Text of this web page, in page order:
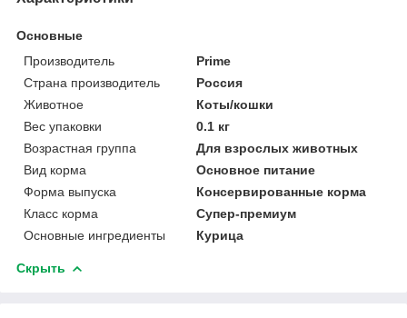
Основные
Производитель
Prime
Страна производитель
Россия
Животное
Коты/кошки
Вес упаковки
0.1 кг
Возрастная группа
Для взрослых животных
Вид корма
Основное питание
Форма выпуска
Консервированные корма
Класс корма
Супер-премиум
Основные ингредиенты
Курица
Скрыть